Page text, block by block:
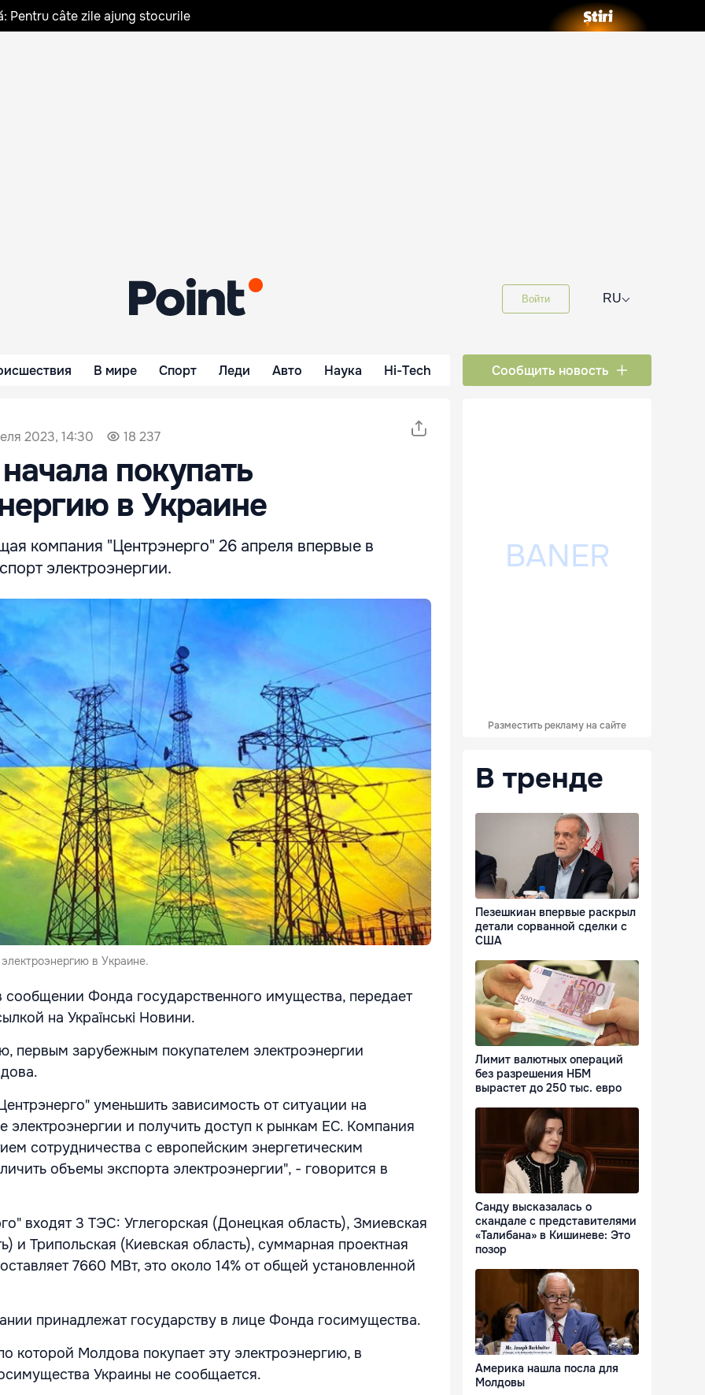
Pentru câte zile ajung stocurile
Войти RU⌵
В мире Спорт Леди Авто Наука Hi-Tech Сообщить новость
2023, 14:30 18 237
покупать
в Украине
компания "Центрэнерго" 26 апреля впервые в
электроэнергии.
в Украине.
сообщении Фонда государственного имущества, передает
на Українські Новини.
первым зарубежным покупателем электроэнергии
уменьшить зависимость от ситуации на
электроэнергии и получить доступ к рынкам ЕС. Компания
сотрудничества с европейским энергетическим
объемы экспорта электроэнергии", - говорится в
входят 3 ТЭС: Углегорская (Донецкая область), Змиевская
и Трипольская (Киевская область), суммарная проектная
7660 МВт, это около 14% от общей установленной
принадлежат государству в лице Фонда госимущества.
которой Молдова покупает эту электроэнергию, в
Украины не сообщается.
Разместить рекламу на сайте
В тренде
Пезешкиан впервые раскрыл
детали сорванной сделки с
США
Лимит валютных операций
без разрешения НБМ
вырастет до 250 тыс. евро
Санду высказалась о
скандале с представителями
«Талибана» в Кишиневе: Это
позор
Америка нашла посла для
Молдовы